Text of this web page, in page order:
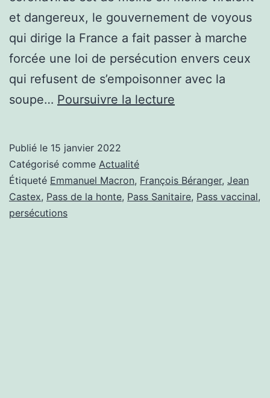
et dangereux, le gouvernement de voyous
qui dirige la France a fait passer à marche
forcée une loi de persécution envers ceux
qui refusent de s’empoisonner avec la
soupe… Poursuivre la lecture
EST
DEVENUE
Publié le 15 janvier 2022
Catégorisé comme Actualité
Étiqueté Emmanuel Macron, François Béranger, Jean
Castex, Pass de la honte, Pass Sanitaire, Pass vaccinal,
persécutions